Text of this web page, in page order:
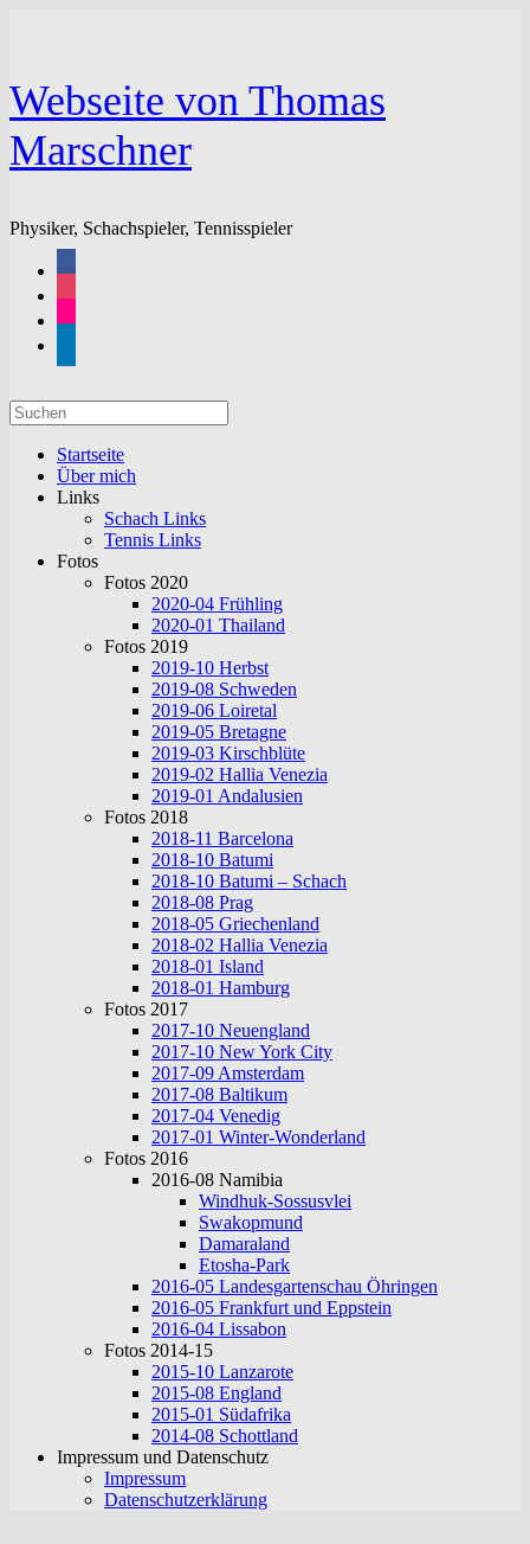
Webseite von Thomas
Marschner
Physiker, Schachspieler, Tennisspieler
Suchen
nach:
Startseite
Über mich
Links
Schach Links
Tennis Links
Fotos
Fotos 2020
2020-04 Frühling
2020-01 Thailand
Fotos 2019
2019-10 Herbst
2019-08 Schweden
2019-06 Loiretal
2019-05 Bretagne
2019-03 Kirschblüte
2019-02 Hallia Venezia
2019-01 Andalusien
Fotos 2018
2018-11 Barcelona
2018-10 Batumi
2018-10 Batumi – Schach
2018-08 Prag
2018-05 Griechenland
2018-02 Hallia Venezia
2018-01 Island
2018-01 Hamburg
Fotos 2017
2017-10 Neuengland
2017-10 New York City
2017-09 Amsterdam
2017-08 Baltikum
2017-04 Venedig
2017-01 Winter-Wonderland
Fotos 2016
2016-08 Namibia
Windhuk-Sossusvlei
Swakopmund
Damaraland
Etosha-Park
2016-05 Landesgartenschau Öhringen
2016-05 Frankfurt und Eppstein
2016-04 Lissabon
Fotos 2014-15
2015-10 Lanzarote
2015-08 England
2015-01 Südafrika
2014-08 Schottland
Impressum und Datenschutz
Impressum
Datenschutzerklärung